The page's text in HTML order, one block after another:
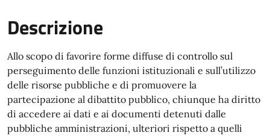
Descrizione
Allo scopo di favorire forme diffuse di controllo sul
perseguimento delle funzioni istituzionali e sull’utilizzo
delle risorse pubbliche e di promuovere la
partecipazione al dibattito pubblico, chiunque ha diritto
di accedere ai dati e ai documenti detenuti dalle
pubbliche amministrazioni, ulteriori rispetto a quelli